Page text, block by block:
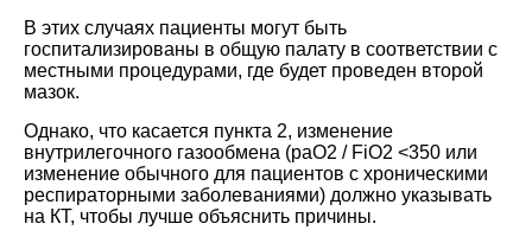
В этих случаях пациенты могут быть
госпитализированы в общую палату в соответствии с
местными процедурами, где будет проведен второй
мазок.
Однако, что касается пункта 2, изменение
внутрилегочного газообмена (paO2 / FiO2 <350 или
изменение обычного для пациентов с хроническими
респираторными заболеваниями) должно указывать
на КТ, чтобы лучше объяснить причины.